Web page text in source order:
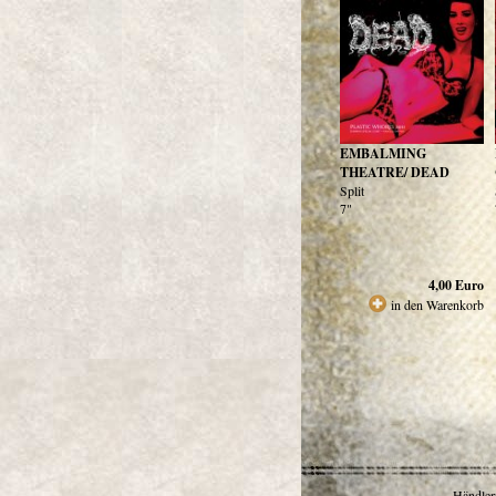
EMBALMING
THEATRE/ DEAD
Split
7"
4,00Euro
in den Warenkorb